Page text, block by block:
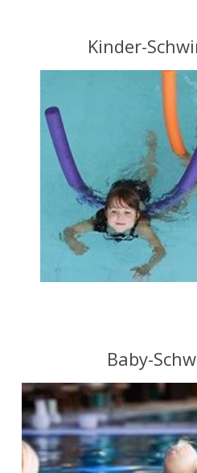
Kinder-
Baby-